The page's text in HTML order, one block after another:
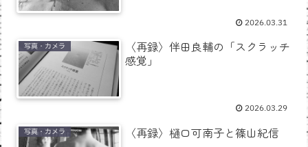
2026.03.31
写真・カメラ
〈再録〉伴田良輔の「スクラッチ
感覚」
2026.03.29
写真・カメラ 〈再録〉樋口可南子と篠山紀信